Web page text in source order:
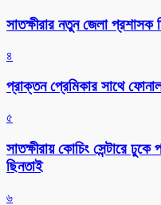
সাতক্ষীরার নতুন জেলা
৪
প্রাক্তন প্রেমিকার সাথে
৫
সাতক্ষীরায় কোচিং সেন্টারে
ছিনতাই
৬